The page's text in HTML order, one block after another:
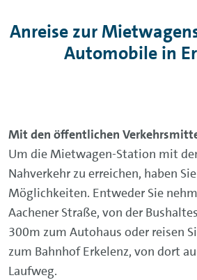
Anreise zur
Automobile in
Mit den öffentlichen
Um die Mietwagen-Station mit
Nahverkehr zu erreichen, haben
Möglichkeiten. Entweder Sie
Aachener Straße, von der
300m zum Autohaus oder reisen
zum Bahnhof Erkelenz, von dort
Laufweg.